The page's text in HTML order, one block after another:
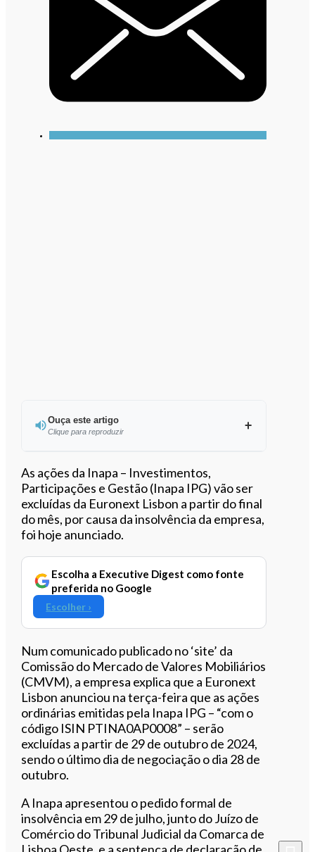
Ouça este artigo
Clique para reproduzir
Ouvir este artigo
As ações da Inapa – Investimentos,
Participações e Gestão (Inapa IPG) vão ser
excluídas da Euronext Lisbon a partir do final
do mês, por causa da insolvência da empresa,
foi hoje anunciado.
Escolha a Executive Digest como fonte
preferida no Google
Escolher ›
Num comunicado publicado no ‘site’ da
Comissão do Mercado de Valores Mobiliários
(CMVM), a empresa explica que a Euronext
Lisbon anunciou na terça-feira que as ações
ordinárias emitidas pela Inapa IPG – “com o
código ISIN PTINA0AP0008” – serão
excluídas a partir de 29 de outubro de 2024,
sendo o último dia de negociação o dia 28 de
outubro.
A Inapa apresentou o pedido formal de
insolvência em 29 de julho, junto do Juízo de
Comércio do Tribunal Judicial da Comarca de